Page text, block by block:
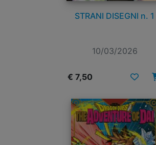
STRANI DISEGNI n. 1
10/03/2026
€ 7,50